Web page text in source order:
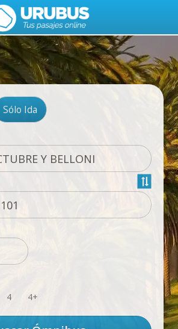
Sólo Ida
4 4+